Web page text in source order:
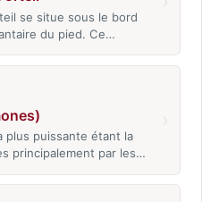
se situe sous le bord
du pied. Ce…
plus puissante étant la
principalement par les…